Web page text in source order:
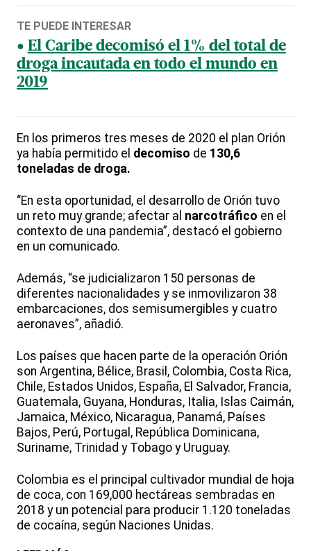
TE PUEDE INTERESAR
El Caribe decomisó el 1% del total de
droga incautada en todo el mundo en
2019
En los primeros tres meses de 2020 el plan Orión
ya había permitido el decomiso de 130,6
toneladas de droga.
“En esta oportunidad, el desarrollo de Orión tuvo
un reto muy grande; afectar al narcotráfico en el
contexto de una pandemia”, destacó el gobierno
en un comunicado.
Además, “se judicializaron 150 personas de
diferentes nacionalidades y se inmovilizaron 38
embarcaciones, dos semisumergibles y cuatro
aeronaves”, añadió.
Los países que hacen parte de la operación Orión
son Argentina, Bélice, Brasil, Colombia, Costa Rica,
Chile, Estados Unidos, España, El Salvador, Francia,
Guatemala, Guyana, Honduras, Italia, Islas Caimán,
Jamaica, México, Nicaragua, Panamá, Países
Bajos, Perú, Portugal, República Dominicana,
Suriname, Trinidad y Tobago y Uruguay.
Colombia es el principal cultivador mundial de hoja
de coca, con 169,000 hectáreas sembradas en
2018 y un potencial para producir 1.120 toneladas
de cocaína, según Naciones Unidas.